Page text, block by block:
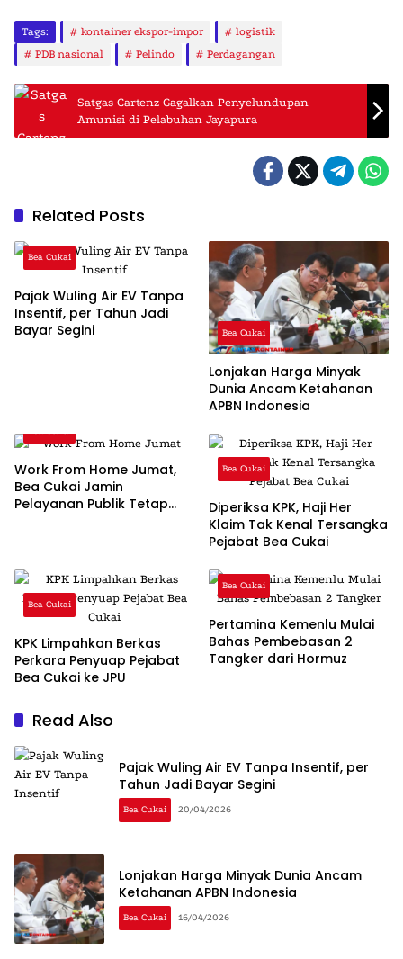
Tags: kontainer ekspor-impor
logistik
PDB nasional
Pelindo Perdagangan
Satgas Cartenz Gagalkan Penyelundupan
Amunisi di Pelabuhan Jayapura
Related Posts
Bea Cukai
Pajak Wuling Air EV Tanpa
Insentif, per Tahun Jadi
Bayar Segini
Bea Cukai
Lonjakan Harga Minyak
Dunia Ancam Ketahanan
APBN Indonesia
Work From Home Jumat,
Bea Cukai Jamin
Pelayanan Publik Tetap
Bea Cukai
Diperiksa KPK, Haji Her
Klaim Tak Kenal Tersangka
Pejabat Bea Cukai
Bea Cukai
KPK Limpahkan Berkas
Perkara Penyuap Pejabat
Bea Cukai ke JPU
Bea Cukai
Pertamina Kemenlu Mulai
Bahas Pembebasan 2
Tangker dari Hormuz
Read Also
Pajak Wuling Air EV Tanpa Insentif, per
Tahun Jadi Bayar Segini
Bea Cukai 20/04/2026
Lonjakan Harga Minyak Dunia Ancam
Ketahanan APBN Indonesia
Bea Cukai 16/04/2026